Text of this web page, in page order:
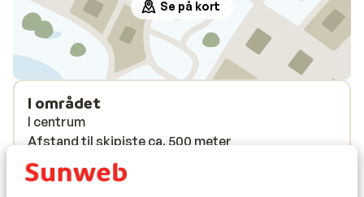
Se på kort
I området
I centrum
Afstand til skipiste ca. 500 meter
Afstand til skilift ca. 500 meter
Afstand til nærmeste butikker ca. 20 meter